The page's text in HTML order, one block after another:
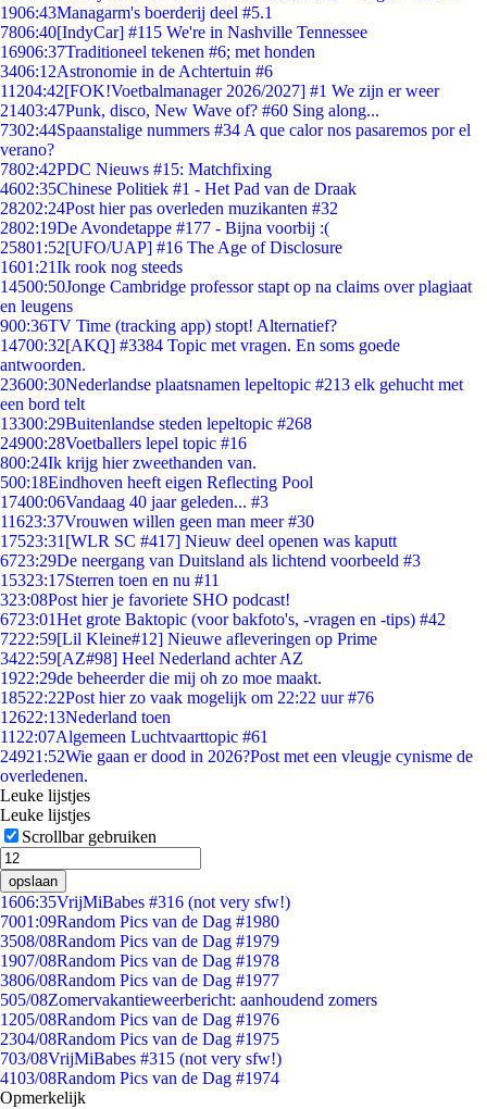
1906:43Managarm's boerderij deel #5.1
7806:40[IndyCar] #115 We're in Nashville Tennessee
16906:37Traditioneel tekenen #6; met honden
3406:12Astronomie in de Achtertuin #6
11204:42[FOK!Voetbalmanager 2026/2027] #1 We zijn er weer
21403:47Punk, disco, New Wave of? #60 Sing along...
7302:44Spaanstalige nummers #34 A que calor nos pasaremos por el
verano?
7802:42PDC Nieuws #15: Matchfixing
4602:35Chinese Politiek #1 - Het Pad van de Draak
28202:24Post hier pas overleden muzikanten #32
2802:19De Avondetappe #177 - Bijna voorbij :(
25801:52[UFO/UAP] #16 The Age of Disclosure
1601:21Ik rook nog steeds
14500:50Jonge Cambridge professor stapt op na claims over plagiaat
en leugens
900:36TV Time (tracking app) stopt! Alternatief?
14700:32[AKQ] #3384 Topic met vragen. En soms goede
antwoorden.
23600:30Nederlandse plaatsnamen lepeltopic #213 elk gehucht met
een bord telt
13300:29Buitenlandse steden lepeltopic #268
24900:28Voetballers lepel topic #16
800:24Ik krijg hier zweethanden van.
500:18Eindhoven heeft eigen Reflecting Pool
17400:06Vandaag 40 jaar geleden... #3
11623:37Vrouwen willen geen man meer #30
17523:31 [WLR SC #417] Nieuw deel openen was kaputt
6723:29De neergang van Duitsland als lichtend voorbeeld #3
15323:17Sterren toen en nu #11
323:08Post hier je favoriete SHO podcast!
6723:01Het grote Baktopic (voor bakfoto's, -vragen en -tips) #42
7222:59[Lil Kleine#12] Nieuwe afleveringen op Prime
3422:59[AZ#98] Heel Nederland achter AZ
1922:29de beheerder die mij oh zo moe maakt.
18522:22Post hier zo vaak mogelijk om 22:22 uur #76
12622:13Nederland toen
11 22:07Algemeen Luchtvaarttopic #61
24921:52Wie gaan er dood in 2026?Post met een vleugje cynisme de
overledenen.
Leuke lijstjes
Leuke lijstjes
Scrollbar gebruiken
opslaan
1606:35VrijMiBabes #316 (not very sfw!)
7001:09Random Pics van de Dag #1980
3508/08Random Pics van de Dag #1979
1907/08Random Pics van de Dag #1978
3806/08Random Pics van de Dag #1977
505/08Zomervakantieweerbericht: aanhoudend zomers
1205/08Random Pics van de Dag #1976
2304/08Random Pics van de Dag #1975
703/08VrijMiBabes #315 (not very sfw!)
4103/08Random Pics van de Dag #1974
Opmerkelijk